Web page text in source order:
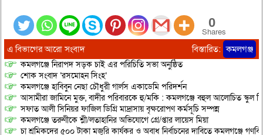
0
Shares
এ বিভাগের আরো সংবাদ বিস্তারিত: কমলগঞ্জ
কমলগঞ্জে নিরাপদ সড়ক চাই এর পরিচিতি সভা অনুষ্ঠিত
শোক সংবাদ ‘রসমোহন সিংহ’
কমলগঞ্জে হাবিবুন নেছা চৌধুরী গার্লস একাডেমি পরিদর্শন
আসামীরা জামিনে মুক্ত, বাদীর পরিবারকে হু/মকি : কমলগঞ্জে বহুল আলোচিত স্কুল
সফাত আলী সিনিয়র ফাজিল ডিগ্রি মাদ্রাসায় বৃক্ষরোপণ কর্মসূচি সম্পন্ন
কমলগঞ্জে তরুণীকে শ্লী/লতাহানির অভিযোগে গ্রে/প্তার লায়েস মিয়া
চা শ্রমিকদের ৫০০ টাকা মজুরি কার্যকর ও অবাধ নির্বাচনের দাবিতে কমলগঞ্জে